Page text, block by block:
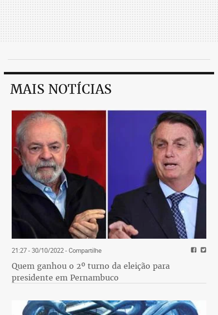
MAIS NOTÍCIAS
21:27 - 30/10/2022- Compartilhe
Quem ganhou o 2º turno da eleição para
presidente em Pernambuco